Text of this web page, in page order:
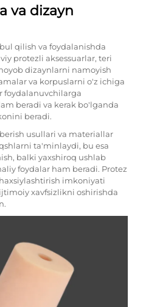
va dizayn
qilish va foydalanishda
protezli aksessuarlar, teri
dizaynlarni namoyish
va korpuslarni o'z ichiga
foydalanuvchilarga
beradi va kerak bo'lganda
beradi.
usullari va materiallar
ta'minlaydi, bu esa
balki yaxshiroq ushlab
foydalar ham beradi. Protez
imkoniyati
xavfsizlikni oshirishda